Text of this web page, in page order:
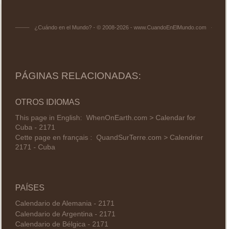
¿Cuándo en el Mundo? - © 2008-2026 - www.CuandoEnElMundo.com
PÁGINAS RELACIONADAS:
OTROS IDIOMAS
This page in English: WhenOnEarth.com > Calendar for
Cuba - 2171
Cette page en français : QuandSurTerre.com > Calendrier
2171 - Cuba
PAÍSES
Calendario de Alemania - 2171
Calendario de Argentina - 2171
Calendario de Bélgica - 2171